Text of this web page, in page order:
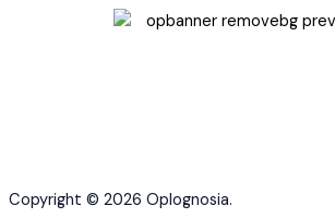
Copyright © 2026 Oplognosia.